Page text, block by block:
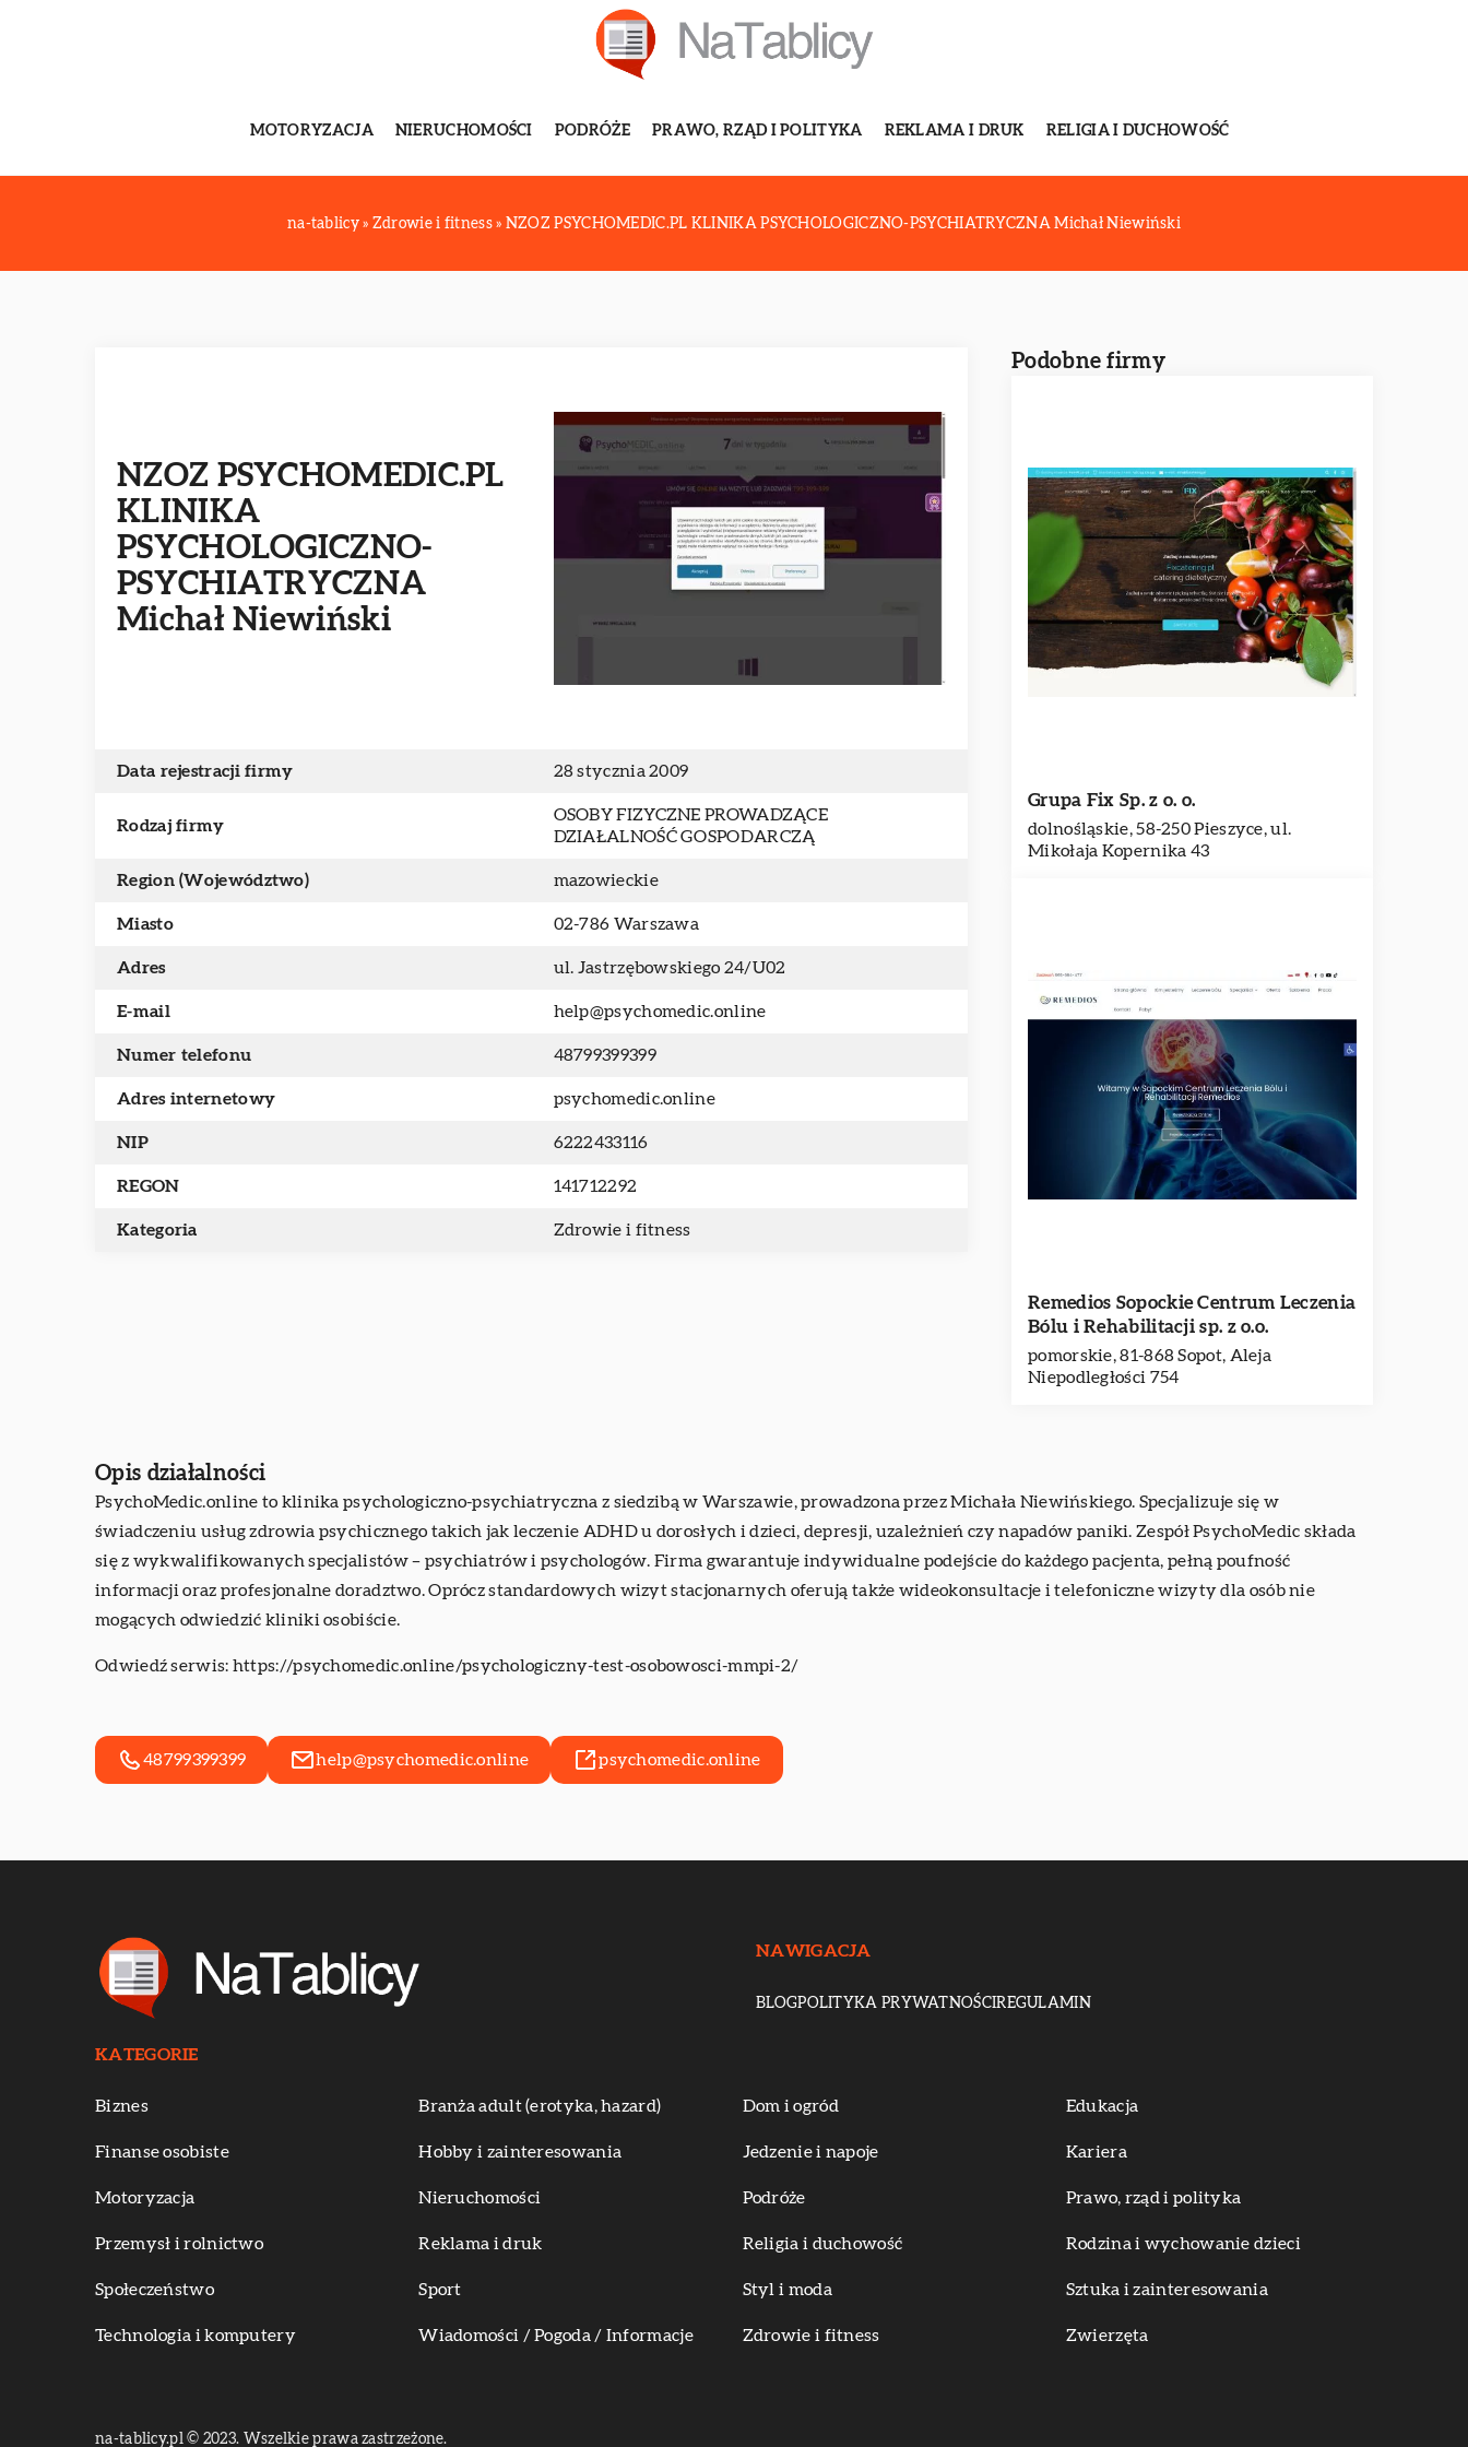
MOTORYZACJA NIERUCHOMOŚCI PODRÓŻE PRAWO, RZĄD I POLITYKA REKLAMA I DRUK RELIGIA I DUCHOWOŚĆ
na-tablicy» Zdrowie i fitness» NZOZ PSYCHOMEDIC.PL KLINIKA PSYCHOLOGICZNO-PSYCHIATRYCZNA Michał Niewiński
NZOZ PSYCHOMEDIC.PL
KLINIKA
PSYCHOLOGICZNO-
PSYCHIATRYCZNA
Michał Niewiński
Data rejestracji firmy 28 stycznia 2009
Rodzaj firmy
OSOBY FIZYCZNE PROWADZĄCE
DZIAŁALNOŚĆ GOSPODARCZĄ
Region (Województwo) mazowieckie
Miasto 02-786 Warszawa
Adres ul. Jastrzębowskiego 24/U02
E-mail help@psychomedic.online
Numer telefonu 48799399399
Adres internetowy psychomedic.online
NIP 6222433116
REGON 141712292
Kategoria Zdrowie i fitness
Podobne firmy
Grupa Fix Sp. z o. o.
dolnośląskie, 58-250 Pieszyce, ul.
Mikołaja Kopernika 43
Remedios Sopockie Centrum Leczenia
Bólu i Rehabilitacji sp. z o.o.
pomorskie, 81-868 Sopot, Aleja
Niepodległości 754
Opis działalności
PsychoMedic.online to klinika psychologiczno-psychiatryczna z siedzibą w Warszawie, prowadzona przez Michała Niewińskiego. Specjalizuje się w
świadczeniu usług zdrowia psychicznego takich jak leczenie ADHD u dorosłych i dzieci, depresji, uzależnień czy napadów paniki. Zespół PsychoMedic składa
się z wykwalifikowanych specjalistów – psychiatrów i psychologów. Firma gwarantuje indywidualne podejście do każdego pacjenta, pełną poufność
informacji oraz profesjonalne doradztwo. Oprócz standardowych wizyt stacjonarnych oferują także wideokonsultacje i telefoniczne wizyty dla osób nie
mogących odwiedzić kliniki osobiście.
Odwiedź serwis: https://psychomedic.online/psychologiczny-test-osobowosci-mmpi-2/
48799399399 help@psychomedic.online psychomedic.online
NAWIGACJA
BLOGPOLITYKA PRYWATNOŚCIREGULAMIN
KATEGORIE
Biznes Branża adult (erotyka, hazard) Dom i ogród Edukacja
Finanse osobiste Hobby i zainteresowania Jedzenie i napoje Kariera
Motoryzacja Nieruchomości Podróże Prawo, rząd i polityka
Przemysł i rolnictwo Reklama i druk Religia i duchowość Rodzina i wychowanie dzieci
Społeczeństwo Sport Styl i moda Sztuka i zainteresowania
Technologia i komputery Wiadomości / Pogoda / Informacje Zdrowie i fitness Zwierzęta
na-tablicy.pl © 2023. Wszelkie prawa zastrzeżone.